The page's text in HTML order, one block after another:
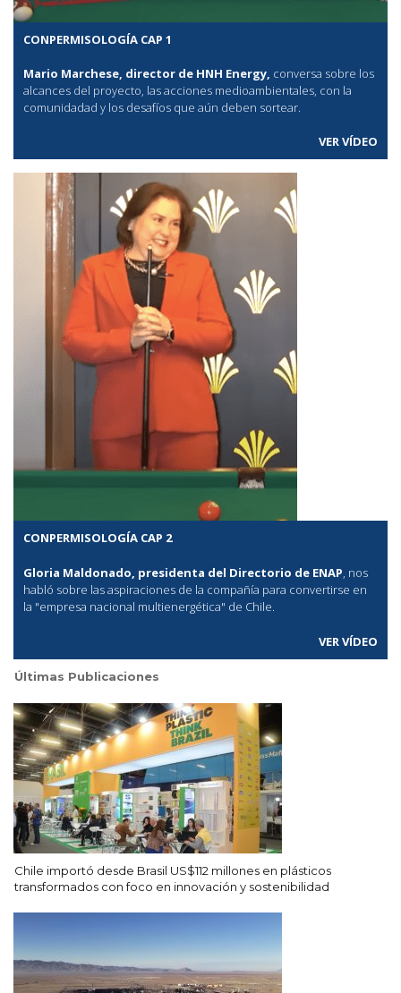
CONPERMISOLOGÍA CAP 1
Mario Marchese, director de HNH Energy, conversa sobre los
alcances del proyecto, las acciones medioambientales, con la
comunidadad y los desafíos que aún deben sortear.
VER VÍDEO
CONPERMISOLOGÍA CAP 2
Gloria Maldonado, presidenta del Directorio de ENAP , nos
habló sobre las aspiraciones de la compañía para convertirse en
la "empresa nacional multienergética" de Chile.
VER VÍDEO
Últimas Publicaciones
Chile importó desde Brasil US$112 millones en plásticos
transformados con foco en innovación y sostenibilidad